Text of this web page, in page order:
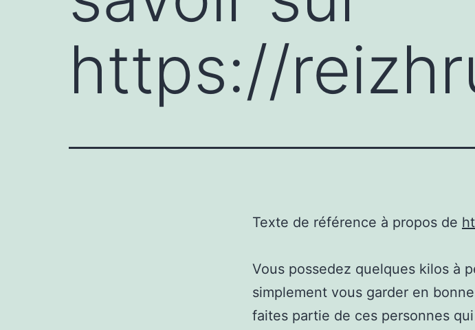
https://
Texte de référence à propos de
Vous possedez quelques kilos à
simplement vous garder en
faites partie de ces personnes